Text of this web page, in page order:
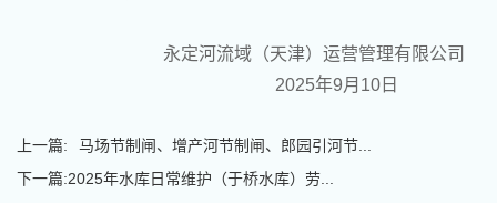
永定河流域（天津）运营管理有限公司
2025年9月10日
上一篇:
马场节制闸、增产河节制闸、郎园引河节...
下一篇:2025年水库日常维护（于桥水库）劳...